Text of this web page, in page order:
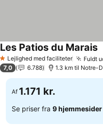
1 Stjerner
Lejlighed med faciliteter Fuldt
Les Patios du Marais
7,0 6.788 1.3 km til Notre-
Af 1.171 kr.
Se priser fra 9 hjemmesider